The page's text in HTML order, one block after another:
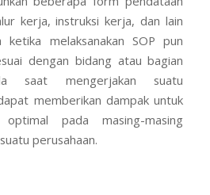
kerja, instruksi kerja, dan lain
ketika melaksanakan SOP pun
dengan bidang atau bagian
saat mengerjakan suatu
memberikan dampak untuk
pada masing-masing
perusahaan.